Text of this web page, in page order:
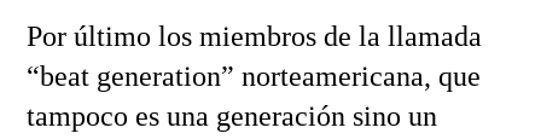
Por último los miembros de la llamada
“beat generation” norteamericana, que
tampoco es una generación sino un